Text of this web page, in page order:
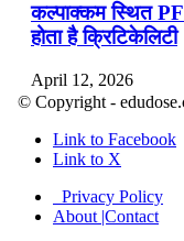
कल्पाक्कम स्थित
होता है क्रिटिकेलिटी
April 12, 2026
April 9, 2026
नासा का आर्टेमिस-
पहुंचा
© Copyright -
Link to Facebook
Link to X
Privacy Policy
About |Contact